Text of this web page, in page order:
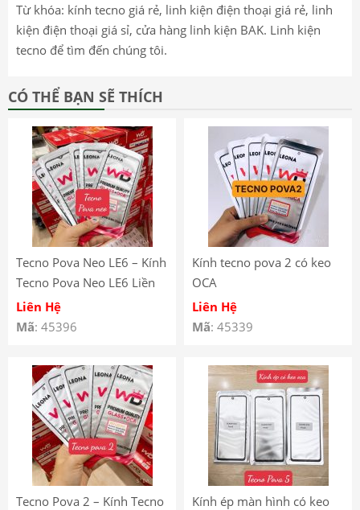
Từ khóa: kính tecno giá rẻ, linh kiện điện thoại giá rẻ, linh
kiện điện thoại giá sỉ, cửa hàng linh kiện BAK. Linh kiện
tecno để tìm đến chúng tôi.
CÓ THỂ BẠN SẼ THÍCH
Tecno Pova Neo LE6 – Kính
Tecno Pova Neo LE6 Liền
Keo OCA – Kính Ép Màn
Hình Có Keo OCA Tecno
Pova Neo LE6 Front Glass
With OCA
Liên Hệ
Mã: 45396
Kính tecno pova 2 có keo
OCA
Liên Hệ
Mã: 45339
Tecno Pova 2 – Kính Tecno
Kính ép màn hình có keo